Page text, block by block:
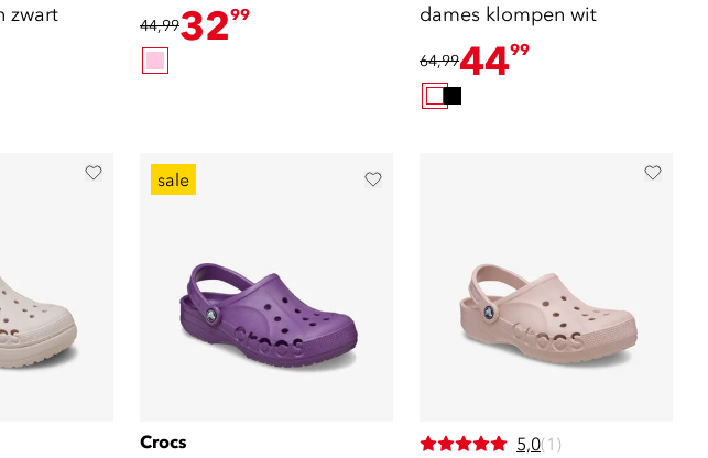
zwart
44,993299
dames klompen wit
64,994499
sale
Crocs 5,0(1)